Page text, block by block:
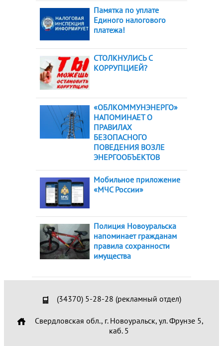
Памятка по уплате
Единого налогового
платежа!
СТОЛКНУЛИСЬ С
КОРРУПЦИЕЙ?
«ОБЛКОММУНЭНЕРГО»
НАПОМИНАЕТ О
ПРАВИЛАХ
БЕЗОПАСНОГО
ПОВЕДЕНИЯ ВОЗЛЕ
ЭНЕРГООБЪЕКТОВ
Мобильное приложение
«МЧС России»
Полиция Новоуральска
напоминает гражданам
правила сохранности
имущества
(34370) 5-28-28 (рекламный отдел)
Свердловская обл., г. Новоуральск, ул. Фрунзе 5,
каб. 5